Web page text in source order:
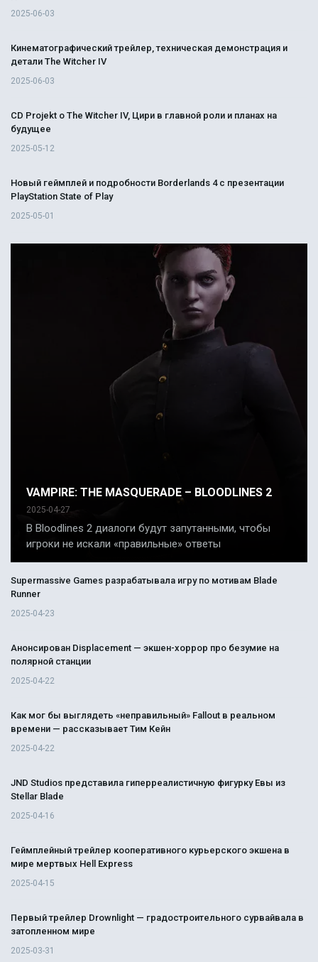
2025-06-03
Кинематографический трейлер, техническая демонстрация и
детали The Witcher IV
2025-06-03
CD Projekt о The Witcher IV, Цири в главной роли и планах на
будущее
2025-05-12
Новый геймплей и подробности Borderlands 4 с презентации
PlayStation State of Play
2025-05-01
VAMPIRE: THE MASQUERADE – BLOODLINES 2
2025-04-27
В Bloodlines 2 диалоги будут запутанными, чтобы
игроки не искали «правильные» ответы
Supermassive Games разрабатывала игру по мотивам Blade
Runner
2025-04-23
Анонсирован Displacement — экшен-хоррор про безумие на
полярной станции
2025-04-22
Как мог бы выглядеть «неправильный» Fallout в реальном
времени — рассказывает Тим Кейн
2025-04-22
JND Studios представила гиперреалистичную фигурку Евы из
Stellar Blade
2025-04-16
Геймплейный трейлер кооперативного курьерского экшена в
мире мертвых Hell Express
2025-04-15
Первый трейлер Drownlight — градостроительного сурвайвала в
затопленном мире
2025-03-31